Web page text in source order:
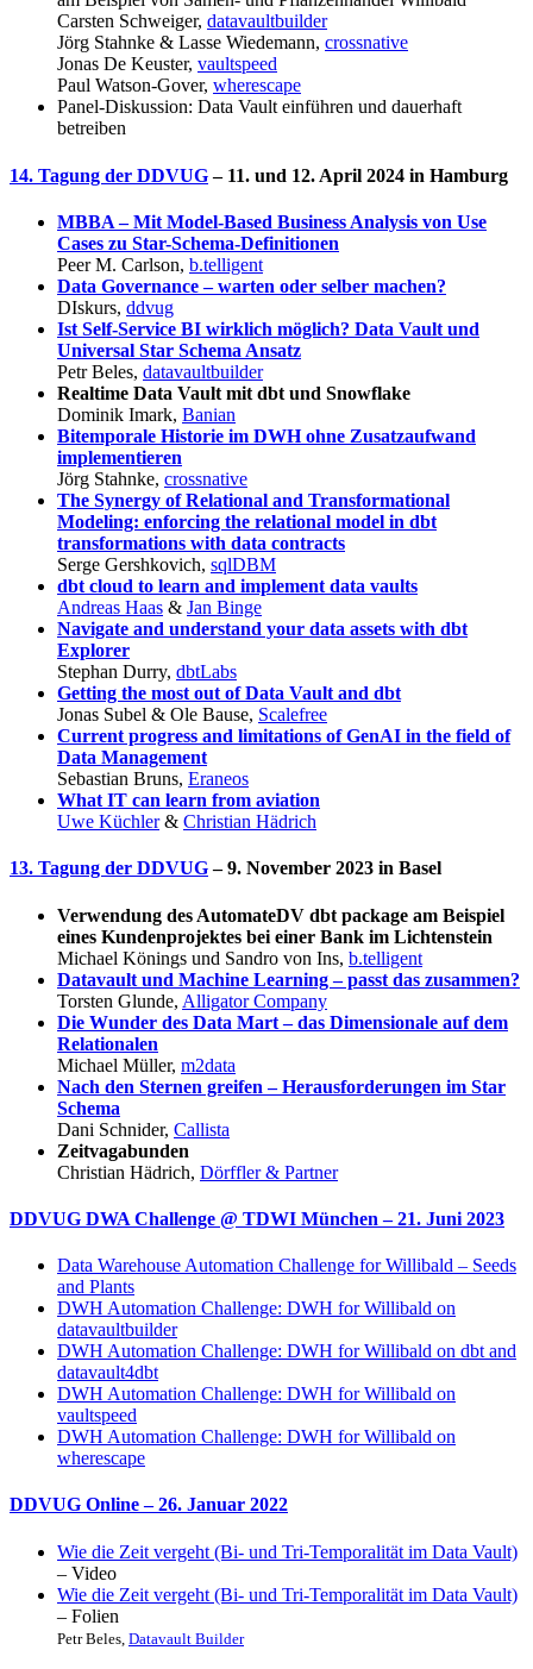
Carsten Schweiger, datavaultbuilder
Jörg Stahnke & Lasse Wiedemann, crossnative
Jonas De Keuster, vaultspeed
Paul Watson-Gover, wherescape
Panel-Diskussion: Data Vault einführen und dauerhaft
betreiben
14. Tagung der DDVUG– 11. und 12. April 2024 in Hamburg
MBBA – Mit Model-Based Business Analysis von Use
Cases zu Star-Schema-Definitionen
Peer M. Carlson, b.telligent
Data Governance – warten oder selber machen?
DIskurs, ddvug
Ist Self-Service BI wirklich möglich? Data Vault und
Universal Star Schema Ansatz
Petr Beles, datavaultbuilder
Realtime Data Vault mit dbt und Snowflake
Dominik Imark, Banian
Bitemporale Historie im DWH ohne Zusatzaufwand
implementieren
Jörg Stahnke, crossnative
The Synergy of Relational and Transformational
Modeling: enforcing the relational model in dbt
transformations with data contracts
Serge Gershkovich, sqlDBM
dbt cloud to learn and implement data vaults
Andreas Haas & Jan Binge
Navigate and understand your data assets with dbt
Explorer
Stephan Durry, dbtLabs
Getting the most out of Data Vault and dbt
Jonas Subel & Ole Bause, Scalefree
Current progress and limitations of GenAI in the field of
Data Management
Sebastian Bruns, Eraneos
What IT can learn from aviation
Uwe Küchler& Christian Hädrich
13. Tagung der DDVUG– 9. November 2023 in Basel
Verwendung des AutomateDV dbt package am Beispiel
eines Kundenprojektes bei einer Bank im Lichtenstein
Michael Könings und Sandro von Ins, b.telligent
Datavault und Machine Learning – passt das zusammen?
Torsten Glunde, Alligator Company
Die Wunder des Data Mart – das Dimensionale auf dem
Relationalen
Michael Müller, m2data
Nach den Sternen greifen – Herausforderungen im Star
Schema
Dani Schnider, Callista
Zeitvagabunden
Christian Hädrich, Dörffler & Partner
DDVUG DWA Challenge @ TDWI München – 21. Juni 2023
Data Warehouse Automation Challenge for Willibald – Seeds
and Plants
DWH Automation Challenge: DWH for Willibald on
datavaultbuilder
DWH Automation Challenge: DWH for Willibald on dbt and
datavault4dbt
DWH Automation Challenge: DWH for Willibald on
vaultspeed
DWH Automation Challenge: DWH for Willibald on
wherescape
DDVUG Online– 26. Januar 2022
Wie die Zeit vergeht (Bi- und Tri-Temporalität im Data Vault)
– Video
Wie die Zeit vergeht (Bi- und Tri-Temporalität im Data Vault)
– Folien
Petr Beles, Datavault Builder